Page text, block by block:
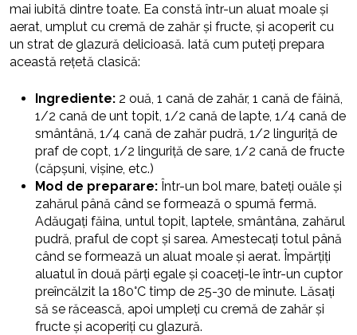
mai iubită dintre toate. Ea constă într-un aluat moale și
aerat, umplut cu cremă de zahăr și fructe, și acoperit cu
un strat de glazură delicioasă. Iată cum puteți prepara
această rețetă clasică:
Ingrediente: 2 ouă, 1 cană de zahăr, 1 cană de făină,
1/2 cană de unt topit, 1/2 cană de lapte, 1/4 cană de
smântână, 1/4 cană de zahăr pudră, 1/2 linguriță de
praf de copt, 1/2 linguriță de sare, 1/2 cană de fructe
(căpșuni, vișine, etc.)
Mod de preparare: Într-un bol mare, bateți ouăle și
zahărul până când se formează o spumă fermă.
Adăugați făina, untul topit, laptele, smântâna, zahărul
pudră, praful de copt și sarea. Amestecați totul până
când se formează un aluat moale și aerat. Împărțiți
aluatul în două părți egale și coaceți-le într-un cuptor
preîncălzit la 180°C timp de 25-30 de minute. Lăsați
să se răcească, apoi umpleți cu cremă de zahăr și
fructe și acoperiți cu glazură.